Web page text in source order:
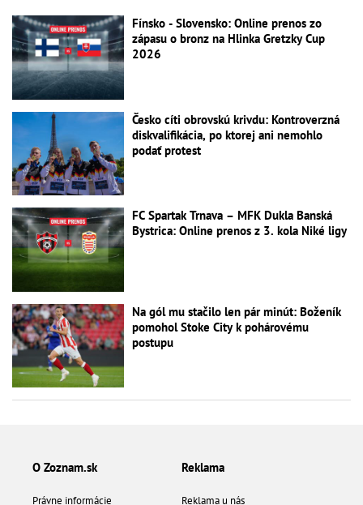
Fínsko - Slovensko: Online prenos zo
zápasu o bronz na Hlinka Gretzky Cup
2026
Česko cíti obrovskú krivdu: Kontroverzná
diskvalifikácia, po ktorej ani nemohlo
podať protest
FC Spartak Trnava – MFK Dukla Banská
Bystrica: Online prenos z 3. kola Niké ligy
Na gól mu stačilo len pár minút: Boženík
pomohol Stoke City k pohárovému
postupu
O Zoznam.sk
Právne informácie
Reklama
Reklama u nás